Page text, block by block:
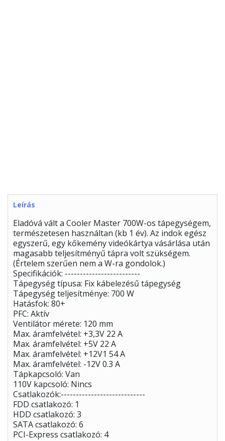
Leírás
Eladóvá vált a Cooler Master 700W-os tápegységem,
természetesen használtan (kb 1 év). Az indok egész
egyszerű, egy kőkemény videókártya vásárlása után
magasabb teljesítményű tápra volt szükségem.
(Értelem szerűen nem a W-ra gondolok.)
Specifikációk: -------------------------
Tápegység típusa: Fix kábelezésű tápegység
Tápegység teljesítménye: 700 W
Hatásfok: 80+
PFC: Aktív
Ventilátor mérete: 120 mm
Max. áramfelvétel: +3,3V 22 A
Max. áramfelvétel: +5V 22 A
Max. áramfelvétel: +12V1 54 A
Max. áramfelvétel: -12V 0.3 A
Tápkapcsoló: Van
110V kapcsoló: Nincs
Csatlakozók:----------------------------
FDD csatlakozó: 1
HDD csatlakozó: 3
SATA csatlakozó: 6
PCI-Express csatlakozó: 4